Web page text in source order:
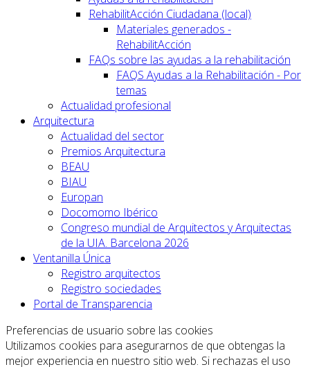
RehabilitAcción Ciudadana (local)
Materiales generados -
RehabilitAcción
FAQs sobre las ayudas a la rehabilitación
FAQS Ayudas a la Rehabilitación - Por
temas
Actualidad profesional
Arquitectura
Actualidad del sector
Premios Arquitectura
BEAU
BIAU
Europan
Docomomo Ibérico
Congreso mundial de Arquitectos y Arquitectas
de la UIA. Barcelona 2026
Ventanilla Única
Registro arquitectos
Registro sociedades
Portal de Transparencia
Preferencias de usuario sobre las cookies
Utilizamos cookies para asegurarnos de que obtengas la
mejor experiencia en nuestro sitio web. Si rechazas el uso